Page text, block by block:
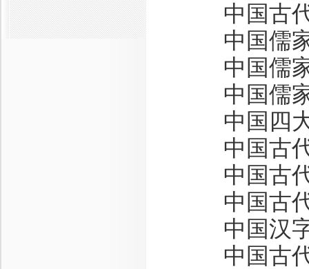
中国古代
中国儒家
中国儒家
中国儒家
中国四大
中国古代
中国古代
中国古代
中国汉字
中国古代